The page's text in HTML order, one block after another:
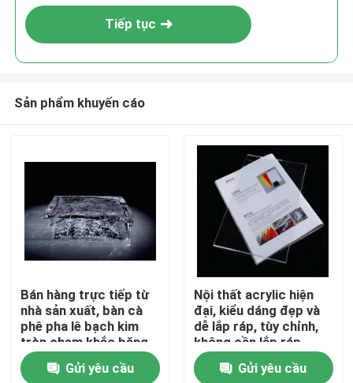
Nhà
Tiếp tục
Sản phẩm khuyến cáo
Bán hàng trực tiếp từ
nhà sản xuất, bàn cà
phê pha lê bạch kim
tròn chạm khắc băng
trang trí nhà cửa, có
thể tùy chỉnhGửi yêu cầu
Nội thất acrylic hiện
đại, kiểu dáng đẹp và
dễ lắp ráp, tùy chỉnh,
không cần lắp ráp,
màu sắc tùy chỉnh
Gửi yêu cầu